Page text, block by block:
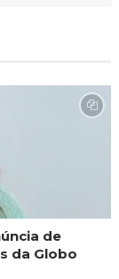
de
da Globo